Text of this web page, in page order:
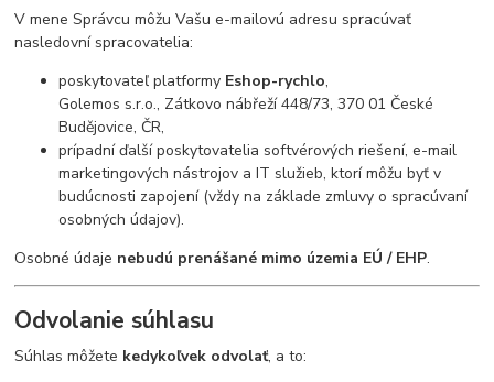
V mene Správcu môžu Vašu e-mailovú adresu spracúvať
nasledovní spracovatelia:
poskytovateľ platformy Eshop-rychlo,
Golemos s.r.o., Zátkovo nábřeží 448/73, 370 01 České
Budějovice, ČR,
prípadní ďalší poskytovatelia softvérových riešení, e-mail
marketingových nástrojov a IT služieb, ktorí môžu byť v
budúcnosti zapojení (vždy na základe zmluvy o spracúvaní
osobných údajov).
Osobné údaje nebudú prenášané mimo územia EÚ / EHP.
Odvolanie súhlasu
Súhlas môžete kedykoľvek odvolať, a to: